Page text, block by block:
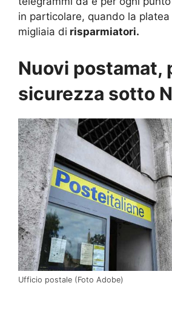
in particolare, quando la
migliaia di risparmiatori.
Nuovi postamat,
sicurezza sotto
Ufficio postale (Foto Adobe)